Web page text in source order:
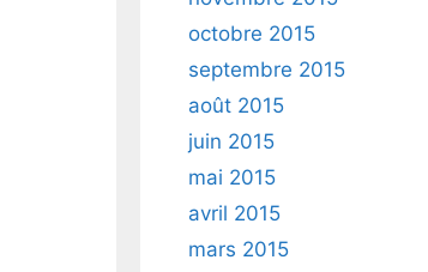
octobre 2015
septembre 2015
août 2015
juin 2015
mai 2015
avril 2015
mars 2015